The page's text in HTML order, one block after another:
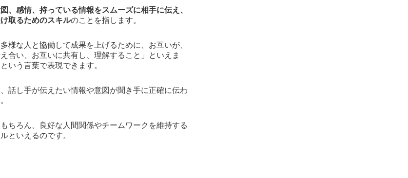
、感情、持っている情報をスムーズに相手に伝え、
取るためのスキルのことを指します。
様な人と協働して成果を上げるために、お互いが、
合い、お互いに共有し、理解すること」といえま
いう言葉で表現できます。
話し手が伝えたい情報や意図が聞き手に正確に伝わ
ちろん、良好な人間関係やチームワークを維持する
といえるのです。